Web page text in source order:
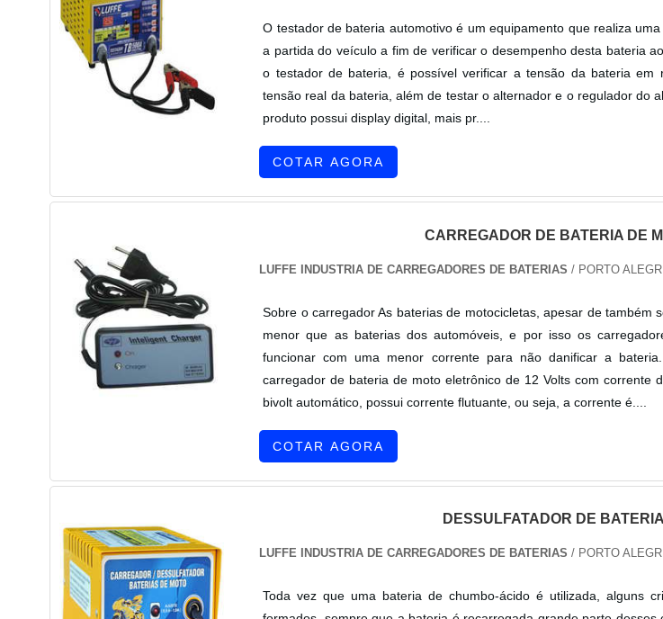
O testador de bateria automotivo é um equipamento que realiza
a partida do veículo a fim de verificar o desempenho desta bateria
o testador de bateria, é possível verificar a tensão da bateria em
tensão real da bateria, além de testar o alternador e o regulador do
produto possui display digital, mais pr....
COTAR AGORA
CARREGADOR DE BATERIA DE
LUFFE INDUSTRIA DE CARREGADORES DE BATERIAS / PORTO
Sobre o carregador As baterias de motocicletas, apesar de também
menor que as baterias dos automóveis, e por isso os
funcionar com uma menor corrente para não danificar a
carregador de bateria de moto eletrônico de 12 Volts com corrente
bivolt automático, possui corrente flutuante, ou seja, a corrente é....
COTAR AGORA
DESSULFATADOR DE
LUFFE INDUSTRIA DE CARREGADORES DE BATERIAS / PORTO
Toda vez que uma bateria de chumbo-ácido é utilizada, alguns